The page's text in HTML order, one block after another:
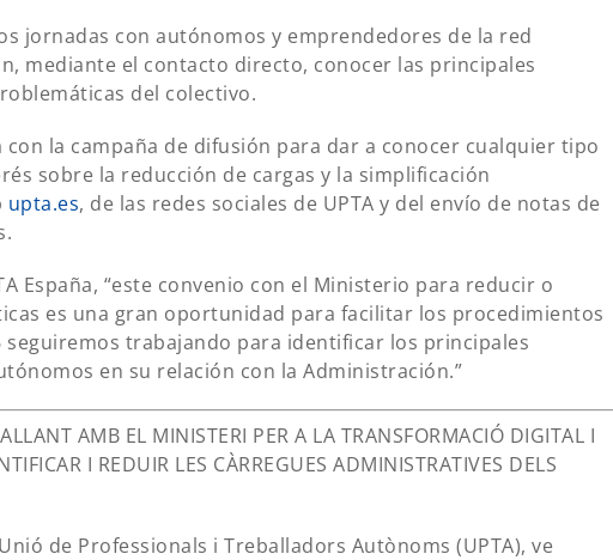
jornadas con autónomos y emprendedores de la red
mediante el contacto directo, conocer las principales
del colectivo.
con la campaña de difusión para dar a conocer cualquier tipo
sobre la reducción de cargas y la simplificación
upta.es, de las redes sociales de UPTA y del envío de notas de
España, “este convenio con el Ministerio para reducir o
es una gran oportunidad para facilitar los procedimientos
trabajando para identificar los principales
en su relación con la Administración.”
AMB EL MINISTERI PER A LA TRANSFORMACIÓ DIGITAL I
I REDUIR LES CÀRREGUES ADMINISTRATIVES DELS
de Professionals i Treballadors Autònoms (UPTA), ve